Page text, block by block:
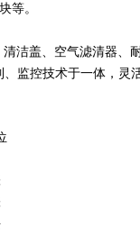
等。
洁盖、空气滤清器、
监控技术于一体，灵